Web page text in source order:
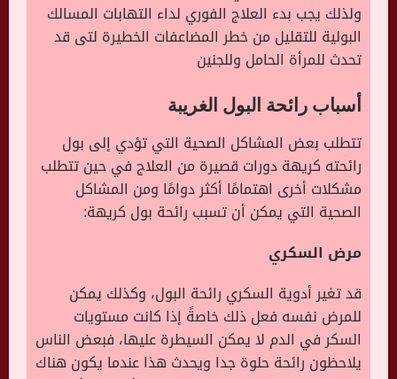
ولذلك يجب بدء العلاج الفوري لداء التهابات المسالك
البولية للتقليل من خطر المضاعفات الخطيرة لتى قد
تحدث للمرأة الحامل وللجنين
أسباب رائحة البول الغريبة
تتطلب بعض المشاكل الصحية التي تؤدي إلى بول
رائحته كريهة دورات قصيرة من العلاج في حين تتطلب
مشكلات أخرى اهتمامًا أكثر دوامًا ومن المشاكل
الصحية التي يمكن أن تسبب رائحة بول كريهة:
مرض السكري
قد تغير أدوية السكري رائحة البول، وكذلك يمكن
للمرض نفسه فعل ذلك خاصةً إذا كانت مستويات
السكر في الدم لا يمكن السيطرة عليها، فبعض الناس
يلاحظون رائحة حلوة جدا ويحدث هذا عندما يكون هناك